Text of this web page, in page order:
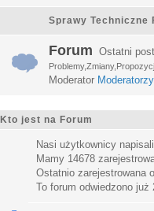
Sprawy Techniczne
Forum Ostatni
Moderator Moderatorzy
Kto jest na Forum
Nasi użytkownicy napisali
Mamy 14678
Ostatnio zarejestrowana
To forum odwiedzono już